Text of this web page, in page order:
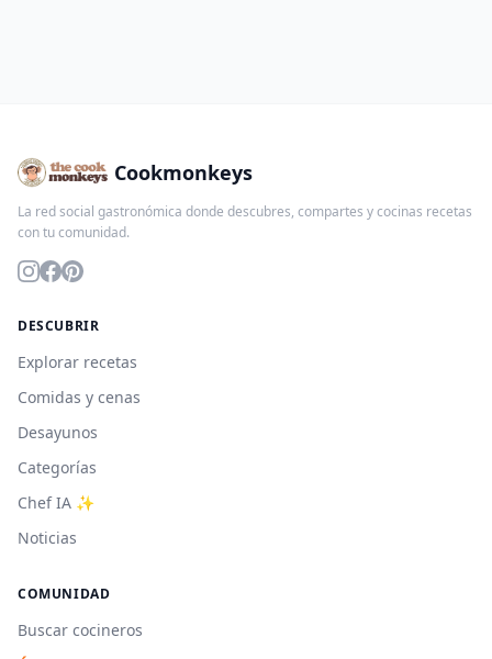
Cookmonkeys
La red social gastronómica donde descubres, compartes y cocinas recetas
con tu comunidad.
DESCUBRIR
Explorar recetas
Comidas y cenas
Desayunos
Categorías
Chef IA ✨
Noticias
COMUNIDAD
Buscar cocineros